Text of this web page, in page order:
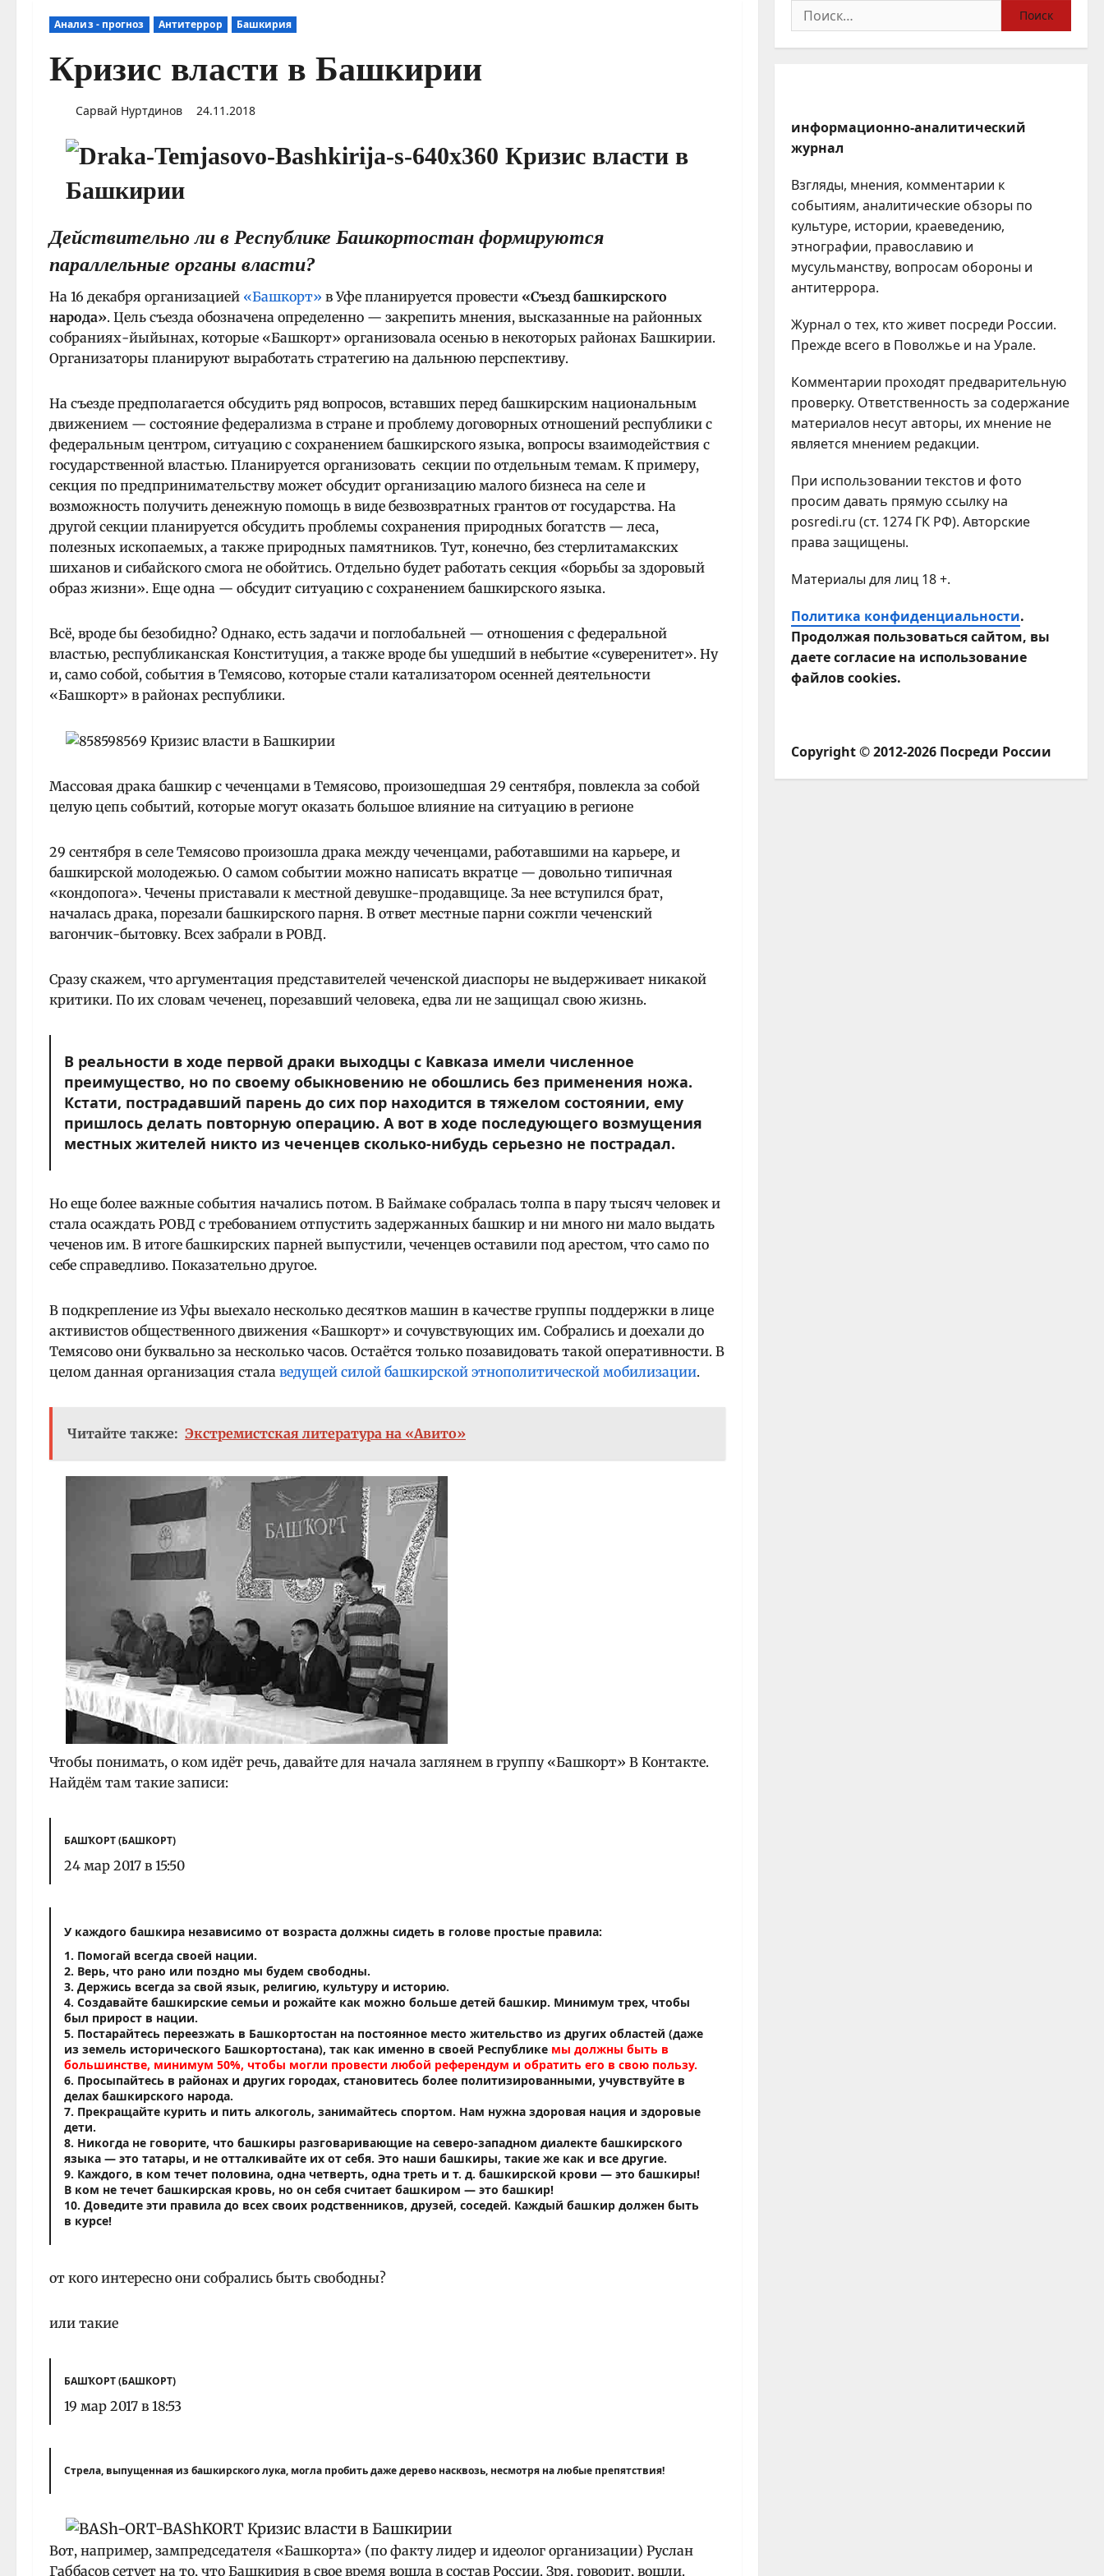
Анализ - прогноз Антитеррор Башкирия
Кризис власти в Башкирии
Сарвай Нуртдинов 24.11.2018
Действительно ли в Республике Башкортостан формируются
параллельные органы власти?
На 16 декабря организацией «Башкорт» в Уфе планируется провести «Съезд башкирского
народа». Цель съезда обозначена определенно — закрепить мнения, высказанные на районных
собраниях-йыйынах, которые «Башкорт» организовала осенью в некоторых районах Башкирии.
Организаторы планируют выработать стратегию на дальнюю перспективу.
На съезде предполагается обсудить ряд вопросов, вставших перед башкирским национальным
движением — состояние федерализма в стране и проблему договорных отношений республики с
федеральным центром, ситуацию с сохранением башкирского языка, вопросы взаимодействия с
государственной властью. Планируется организовать секции по отдельным темам. К примеру,
секция по предпринимательству может обсудит организацию малого бизнеса на селе и
возможность получить денежную помощь в виде безвозвратных грантов от государства. На
другой секции планируется обсудить проблемы сохранения природных богатств — леса,
полезных ископаемых, а также природных памятников. Тут, конечно, без стерлитамакских
шиханов и сибайского смога не обойтись. Отдельно будет работать секция «борьбы за здоровый
образ жизни». Еще одна — обсудит ситуацию с сохранением башкирского языка.
Всё, вроде бы безобидно? Однако, есть задачи и поглобальней — отношения с федеральной
властью, республиканская Конституция, а также вроде бы ушедший в небытие «суверенитет». Ну
и, само собой, события в Темясово, которые стали катализатором осенней деятельности
«Башкорт» в районах республики.
Массовая драка башкир с чеченцами в Темясово, произошедшая 29 сентября, повлекла за собой
целую цепь событий, которые могут оказать большое влияние на ситуацию в регионе
29 сентября в селе Темясово произошла драка между чеченцами, работавшими на карьере, и
башкирской молодежью. О самом событии можно написать вкратце — довольно типичная
«кондопога». Чечены приставали к местной девушке-продавщице. За нее вступился брат,
началась драка, порезали башкирского парня. В ответ местные парни сожгли чеченский
вагончик-бытовку. Всех забрали в РОВД.
Сразу скажем, что аргументация представителей чеченской диаспоры не выдерживает никакой
критики. По их словам чеченец, порезавший человека, едва ли не защищал свою жизнь.
В реальности в ходе первой драки выходцы с Кавказа имели численное
преимущество, но по своему обыкновению не обошлись без применения ножа.
Кстати, пострадавший парень до сих пор находится в тяжелом состоянии, ему
пришлось делать повторную операцию. А вот в ходе последующего возмущения
местных жителей никто из чеченцев сколько-нибудь серьезно не пострадал.
Но еще более важные события начались потом. В Баймаке собралась толпа в пару тысяч человек и
стала осаждать РОВД с требованием отпустить задержанных башкир и ни много ни мало выдать
чеченов им. В итоге башкирских парней выпустили, чеченцев оставили под арестом, что само по
себе справедливо. Показательно другое.
В подкрепление из Уфы выехало несколько десятков машин в качестве группы поддержки в лице
активистов общественного движения «Башкорт» и сочувствующих им. Собрались и доехали до
Темясово они буквально за несколько часов. Остаётся только позавидовать такой оперативности. В
целом данная организация стала ведущей силой башкирской этнополитической мобилизации.
Читайте также: Экстремистская литература на «Авито»
Чтобы понимать, о ком идёт речь, давайте для начала заглянем в группу «Башкорт» В Контакте.
Найдём там такие записи:
БАШҠОРТ (БАШКОРТ)
24 мар 2017 в 15:50
У каждого башкира независимо от возраста должны сидеть в голове простые правила:
1. Помогай всегда своей нации.
2. Верь, что рано или поздно мы будем свободны.
3. Держись всегда за свой язык, религию, культуру и историю.
4. Создавайте башкирские семьи и рожайте как можно больше детей башкир. Минимум трех, чтобы
был прирост в нации.
5. Постарайтесь переезжать в Башкортостан на постоянное место жительство из других областей (даже
из земель исторического Башкортостана), так как именно в своей Республике мы должны быть в
большинстве, минимум 50%, чтобы могли провести любой референдум и обратить его в свою пользу.
6. Просыпайтесь в районах и других городах, становитесь более политизированными, учувствуйте в
делах башкирского народа.
7. Прекращайте курить и пить алкоголь, занимайтесь спортом. Нам нужна здоровая нация и здоровые
дети.
8. Никогда не говорите, что башкиры разговаривающие на северо-западном диалекте башкирского
языка — это татары, и не отталкивайте их от себя. Это наши башкиры, такие же как и все другие.
9. Каждого, в ком течет половина, одна четверть, одна треть и т. д. башкирской крови — это башкиры!
В ком не течет башкирская кровь, но он себя считает башкиром — это башкир!
10. Доведите эти правила до всех своих родственников, друзей, соседей. Каждый башкир должен быть
в курсе!
от кого интересно они собрались быть свободны?
или такие
БАШҠОРТ (БАШКОРТ)
19 мар 2017 в 18:53
Стрела, выпущенная из башкирского лука, могла пробить даже дерево насквозь, несмотря на любые препятствия!
Вот, например, зампредседателя «Башкорта» (по факту лидер и идеолог организации) Руслан
Габбасов сетует на то, что Башкирия в свое время вошла в состав России. Зря, говорит, вошли.
Найти:
информационно-аналитический
журнал
Взгляды, мнения, комментарии к
событиям, аналитические обзоры по
культуре, истории, краеведению,
этнографии, православию и
мусульманству, вопросам обороны и
антитеррора.
Журнал о тех, кто живет посреди России.
Прежде всего в Поволжье и на Урале.
Комментарии проходят предварительную
проверку. Ответственность за содержание
материалов несут авторы, их мнение не
является мнением редакции.
При использовании текстов и фото
просим давать прямую ссылку на
posredi.ru (ст. 1274 ГК РФ). Авторские
права защищены.
Материалы для лиц 18 +.
Политика конфиденциальности.
Продолжая пользоваться сайтом, вы
даете согласие на использование
файлов cookies.
Copyright © 2012-2026 Посреди России